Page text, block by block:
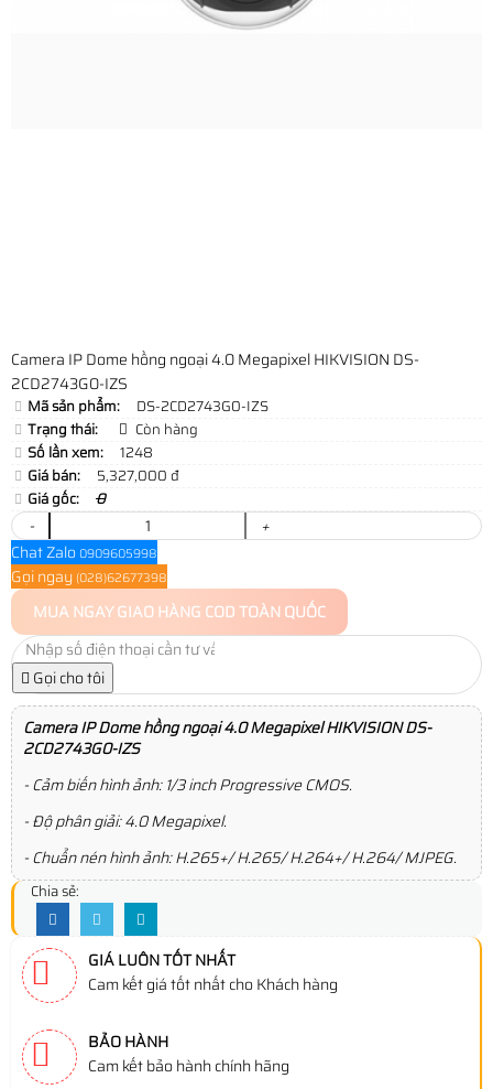
Camera IP Dome hồng ngoại 4.0 Megapixel HIKVISION DS-
2CD2743G0-IZS
Mã sản phẩm:
DS-2CD2743G0-IZS
Trạng thái:
Còn hàng
Số lần xem:
1248
Giá bán:
5,327,000 đ
Giá gốc:
0
-
+
Chat Zalo 0909605998
Gọi ngay (028)62677398
MUA NGAYGIAO HÀNG COD TOÀN QUỐC
Gọi cho tôi
Camera IP Dome hồng ngoại 4.0 Megapixel HIKVISION DS-
2CD2743G0-IZS
- Cảm biến hình ảnh: 1/3 inch Progressive CMOS.
- Độ phân giải: 4.0 Megapixel.
- Chuẩn nén hình ảnh: H.265+/ H.265/ H.264+/ H.264/ MJPEG.
Chia sẻ:
GIÁ LUÔN TỐT NHẤT
Cam kết giá tốt nhất cho Khách hàng
BẢO HÀNH
Cam kết bảo hành chính hãng